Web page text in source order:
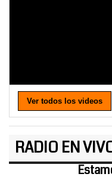
Ver todos los videos
RADIO EN